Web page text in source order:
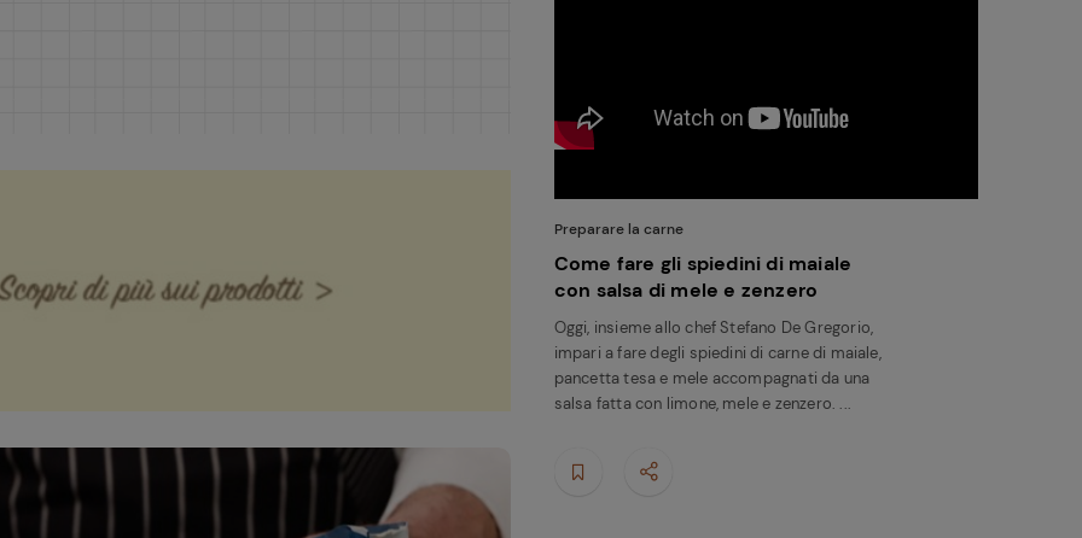
Preparare la carne
Come fare gli spiedini di maiale
con salsa di mele e zenzero
Oggi, insieme allo chef Stefano De Gregorio,
impari a fare degli spiedini di carne di maiale,
pancetta tesa e mele accompagnati da una
salsa fatta con limone, mele e zenzero. ...